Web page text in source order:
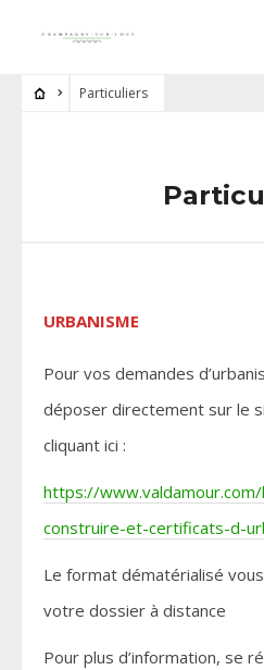
Particuliers
URBANISME
Pour vos demandes
déposer directement sur le
cliquant ici :
https://
construire-et-certificats-d-
Le format dématérialisé
votre dossier à distance
Pour plus d’information, se